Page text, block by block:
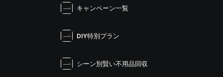
キャンペーン一覧
DIY特別プラン
シーン別賢い不用品回収